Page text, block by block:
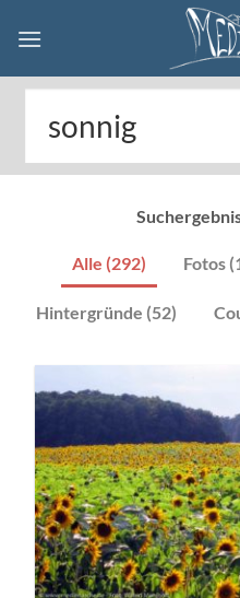
Alle (292) Fotos
Hintergründe (52)